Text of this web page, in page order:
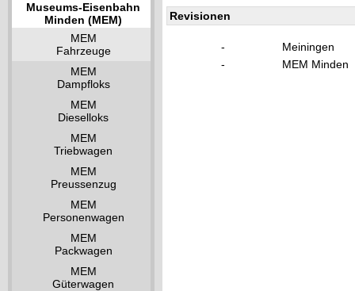
Museums-Eisenbahn
Minden (MEM)
MEM
Fahrzeuge
MEM
Dampfloks
MEM
Dieselloks
MEM
Triebwagen
MEM
Preussenzug
MEM
Personenwagen
MEM
Packwagen
MEM
Güterwagen
Revisionen
-
Meiningen
-
MEM Minden